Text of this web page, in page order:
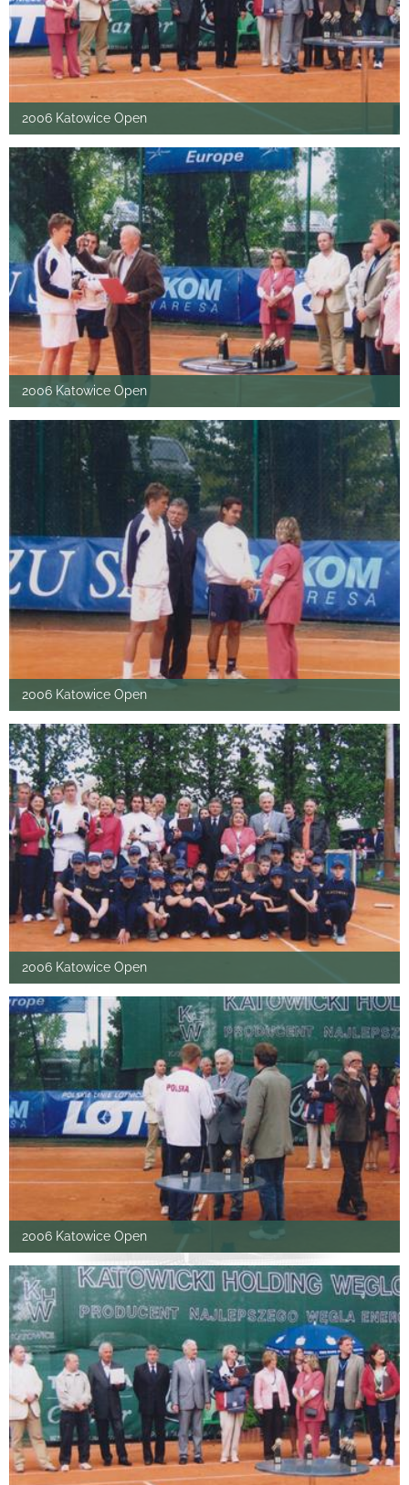
2006 Katowice Open
2006 Katowice Open
2006 Katowice Open
2006 Katowice Open
2006 Katowice Open